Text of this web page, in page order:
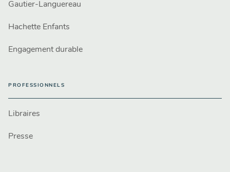
Gautier-Languereau
Hachette Enfants
Engagement durable
PROFESSIONNELS
Libraires
Presse